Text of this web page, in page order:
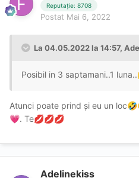
Reputație: 8708
Postat Mai 6, 2022
La 04.05.2022 la 14:57,
Posibil in 3 saptamani..1 luna..
Atunci poate prind și eu un loc🤣
💗. Te💋💋💋
Adelinekiss